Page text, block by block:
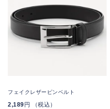
フェイクレザーピンベルト
2,189 円 （税込）